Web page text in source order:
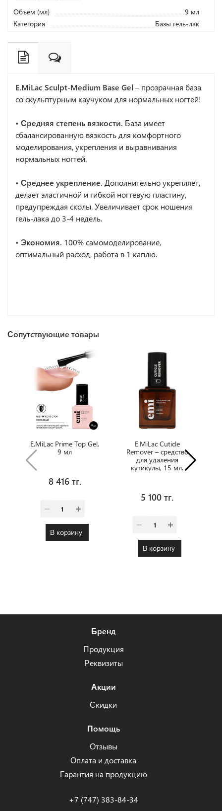
Объем (мл)
9 мл
Категория
Базы гель-лак
E.MiLac Sculpt-Medium Base Gel – прозрачная база
со скульптурным каучуком для нормальных ногтей!
• Средняя степень вязкости. База имеет
сбалансированную вязкость для комфортного
моделирования, укрепления и выравнивания
нормальных ногтей.
• Среднее укрепление. Дополнительно укрепляет,
делает эластичной и гибкой ногтевую пластину,
предупреждая сколы. Увеличивает срок ношения
гель-лака до 3-4 недель.
• Экономия. 100% самомоделирование,
оптимальный расход, работа в 1 каплю.
Сопутствующие товары
E.MiLac Prime Top Gel,
9 мл
8 416 тг.
В корзину
E.MiLac Cuticle
Remover – средство
для удаления
кутикулы, 15 мл.
5 100 тг.
В корзину
Бренд
Продукция
Реквизиты
Акции
Скидки
Помощь
Отзывы
Оплата и доставка
Гарантия на продукцию
+7 (747) 383-84-34